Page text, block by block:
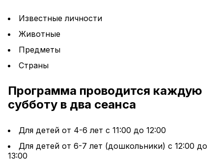
Известные личности
Животные
Предметы
Страны
Программа проводится каждую
субботу в два сеанса
Для детей от 4-6 лет с 11:00 до 12:00
Для детей от 6-7 лет (дошкольники) с 12:00 до
13:00